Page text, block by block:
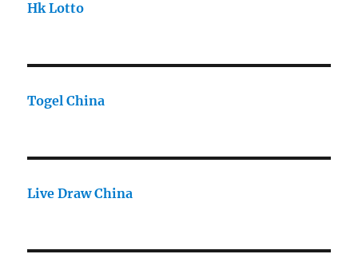
Hk Lotto
Togel China
Live Draw China